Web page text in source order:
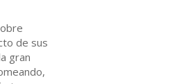
de sus
gran